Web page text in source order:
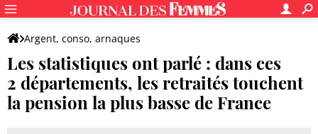
Argent, conso, arnaques
Les statistiques ont parlé : dans ces
2 départements, les retraités touchent
la pension la plus basse de France